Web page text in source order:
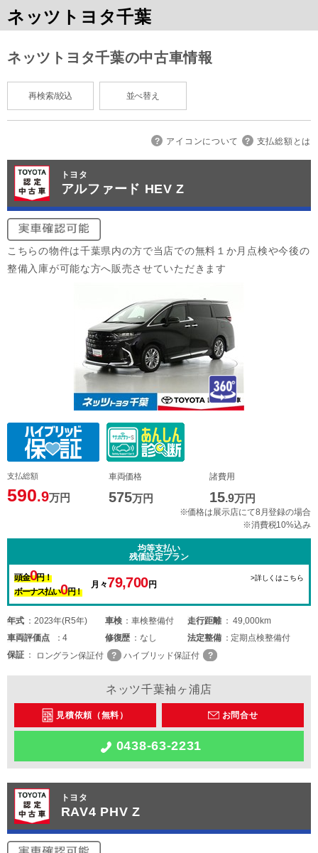
ネッツトヨタ千葉
ネッツトヨタ千葉の中古車情報
再検索/絞込 並べ替え
アイコンについて 支払総額とは
トヨタ
アルファード HEV Z
こちらの物件は千葉県内の方で当店での無料１か月点検や今後の
整備入庫が可能な方へ販売させていただきます
支払総額
590.9万円
車両価格
575万円
諸費用
15.9万円
※価格は展示店にて8月登録の場合
※消費税10%込み
均等支払い
残価設定プラン
頭金0円！
ボーナス払い0円！
月々79,700円
>詳しくはこちら
年式 2023年(R5年) 車検 車検整備付 走行距離
49,000km
車両評価点 4 修復歴 なし 法定整備
定期点検整備付
保証
ロングラン保証付 ハイブリッド保証付
ネッツ千葉袖ヶ浦店
見積依頼（無料） お問合せ
0438-63-2231
トヨタ
RAV4 PHV Z